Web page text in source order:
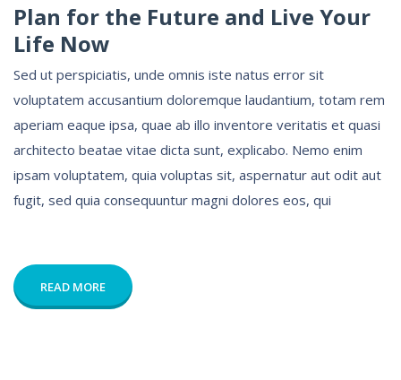
Plan for the Future and Live Your
Life Now
Sed ut perspiciatis, unde omnis iste natus error sit
voluptatem accusantium doloremque laudantium, totam rem
aperiam eaque ipsa, quae ab illo inventore veritatis et quasi
architecto beatae vitae dicta sunt, explicabo. Nemo enim
ipsam voluptatem, quia voluptas sit, aspernatur aut odit aut
fugit, sed quia consequuntur magni dolores eos, qui
READ MORE